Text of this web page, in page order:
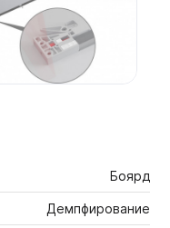
Боярд
Демпфирование